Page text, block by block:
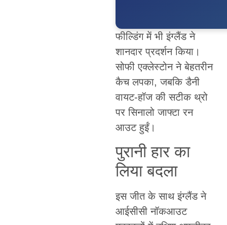
फील्डिंग में भी इंग्लैंड ने
शानदार प्रदर्शन किया।
सोफी एक्लेस्टोन ने बेहतरीन
कैच लपका, जबकि डैनी
वायट-हॉज की सटीक थ्रो
पर सिनालो जाफ्टा रन
आउट हुईं।
पुरानी हार का
लिया बदला
इस जीत के साथ इंग्लैंड ने
आईसीसी नॉकआउट